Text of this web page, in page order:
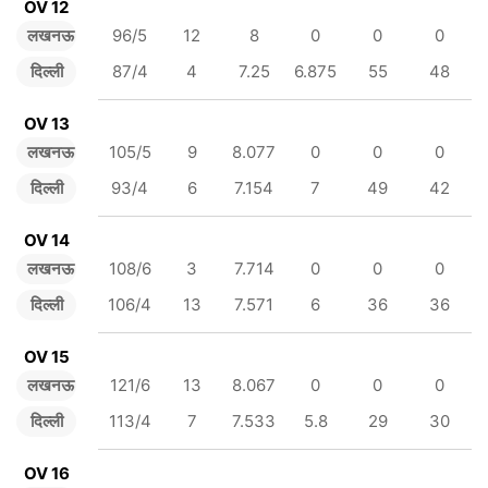
OV 12
लखनऊ
दिल्ली
96/5 12 8 0 0
0
87/4
4 7.25 6.875 55 48
OV 13
लखनऊ
दिल्ली
105/5 9 8.077 0 0
0
93/4
6 7.154 7 49 42
OV 14
लखनऊ
दिल्ली
108/6 3 7.714 0 0
0
106/4
13 7.571 6 36 36
OV 15
लखनऊ
दिल्ली
121/6 13 8.067 0 0
0
113/4
7 7.533 5.8 29 30
OV 16